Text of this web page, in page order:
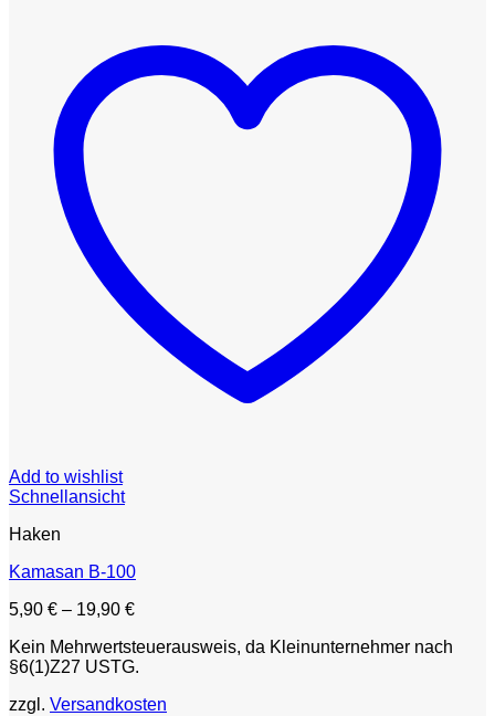
Add to wishlist
Schnellansicht
Haken
Kamasan B-100
5,90 € – 19,90 €
Kein Mehrwertsteuerausweis, da Kleinunternehmer nach
§6(1)Z27 USTG.
zzgl. Versandkosten